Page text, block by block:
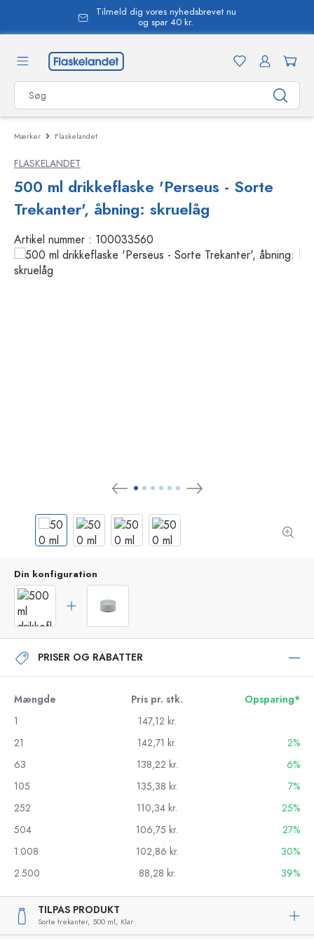
Tilmeld dig vores nyhedsbrevet nu
og spar 40 kr.
Mærker Flaskelandet
FLASKELANDET
500 ml drikkeflaske 'Perseus - Sorte
Trekanter', åbning: skruelåg
Artikel nummer : 100033560
Din konfiguration
PRISER OG RABATTER
Mængde Pris pr. stk.
Opsparing*
1
147,12 kr.
21
142,71 kr.
2%
63
138,22 kr.
6%
105
135,38 kr.
7%
252
110,34 kr.
25%
504
106,75 kr.
27%
1.008
102,86 kr.
30%
2.500
88,28 kr. 39%
TILPAS PRODUKT
Sorte trekanter, 500 ml, Klar